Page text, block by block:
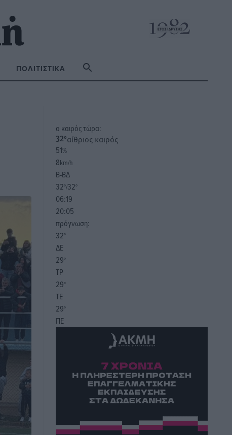
ΠΟΛΙΤΙΣΤΙΚΆ
o καιρός τώρα:
32°αίθριος καιρός
51%
8km/h
Β-ΒΔ
32°/32°
06:19
20:05
πρόγνωση:
32°
ΔΕ
29°
ΤΡ
29°
ΤΕ
29°
ΠΕ